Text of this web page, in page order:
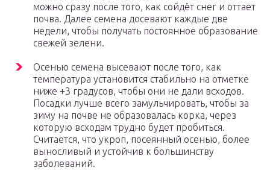
можно сразу после того, как сойдёт снег и оттает
почва. Далее семена досевают каждые две
недели, чтобы получать постоянное образование
свежей зелени.
Осенью семена высевают после того, как
температура установится стабильно на отметке
ниже +3 градусов, чтобы они не дали всходов.
Посадки лучше всего замульчировать, чтобы за
зиму на почве не образовалась корка, через
которую всходам трудно будет пробиться.
Считается, что укроп, посеянный осенью, более
выносливый и устойчив к большинству
заболеваний.